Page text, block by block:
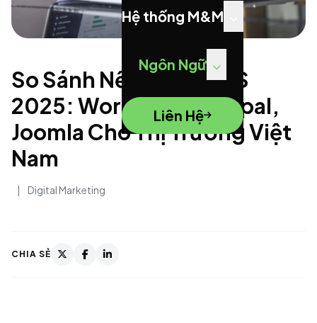
Hệ thống M&M
Ngôn Ngữ
Liên Hệ
So Sánh Nền Tảng CMS
2025: WordPress, Drupal,
Joomla Cho Thị Trường Việt
Nam
Digital Marketing
CHIA SẺ